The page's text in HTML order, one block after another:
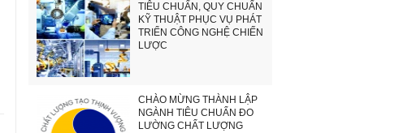
TIÊU CHUẨN, QUY CHUẨN
KỸ THUẬT PHỤC VỤ PHÁT
TRIỂN CÔNG NGHỆ CHIẾN
LƯỢC
CHÀO MỪNG THÀNH LẬP
NGÀNH TIÊU CHUẨN ĐO
LƯỜNG CHẤT LƯỢNG